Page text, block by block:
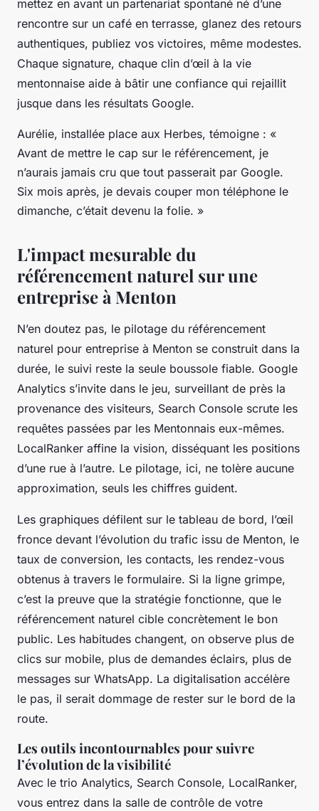
mettez en avant un partenariat spontané né d’une
rencontre sur un café en terrasse, glanez des retours
authentiques, publiez vos victoires, même modestes.
Chaque signature, chaque clin d’œil à la vie
mentonnaise aide à bâtir une confiance qui rejaillit
jusque dans les résultats Google.
Aurélie, installée place aux Herbes, témoigne : «
Avant de mettre le cap sur le référencement, je
n’aurais jamais cru que tout passerait par Google.
Six mois après, je devais couper mon téléphone le
dimanche, c’était devenu la folie. »
L'impact mesurable du
référencement naturel sur une
entreprise à Menton
N’en doutez pas, le pilotage du référencement
naturel pour entreprise à Menton se construit dans la
durée, le suivi reste la seule boussole fiable. Google
Analytics s’invite dans le jeu, surveillant de près la
provenance des visiteurs, Search Console scrute les
requêtes passées par les Mentonnais eux-mêmes.
LocalRanker affine la vision, disséquant les positions
d’une rue à l’autre. Le pilotage, ici, ne tolère aucune
approximation, seuls les chiffres guident.
Les graphiques défilent sur le tableau de bord, l’œil
fronce devant l’évolution du trafic issu de Menton, le
taux de conversion, les contacts, les rendez-vous
obtenus à travers le formulaire. Si la ligne grimpe,
c’est la preuve que la stratégie fonctionne, que le
référencement naturel cible concrètement le bon
public. Les habitudes changent, on observe plus de
clics sur mobile, plus de demandes éclairs, plus de
messages sur WhatsApp. La digitalisation accélère
le pas, il serait dommage de rester sur le bord de la
route.
Les outils incontournables pour suivre
l’évolution de la visibilité
Avec le trio Analytics, Search Console, LocalRanker,
vous entrez dans la salle de contrôle de votre